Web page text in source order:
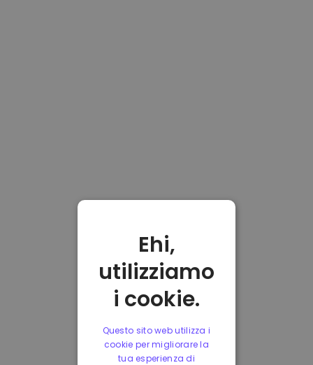
Ehi,
utilizziamo
i cookie.
Questo sito web utilizza i
cookie per migliorare la
tua esperienza di